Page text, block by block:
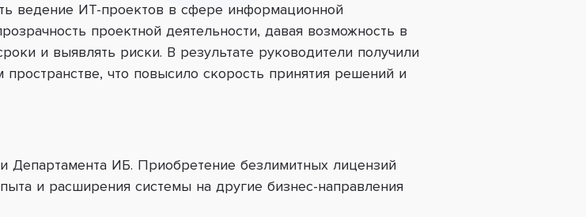
ведение ИТ-проектов в сфере информационной
проектной деятельности, давая возможность в
и выявлять риски. В результате руководители получили
что повысило скорость принятия решений и
Департамента ИБ. Приобретение безлимитных лицензий
и расширения системы на другие бизнес-направления